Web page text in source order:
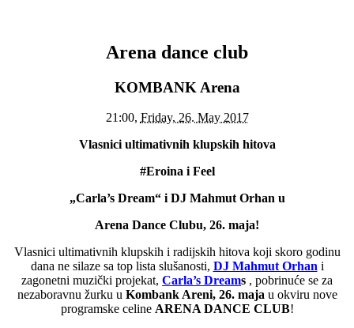
Arena dance club
KOMBANK Arena
21:00, Friday, 26. May 2017
Vlasnici ultimativnih klupskih hitova
#Eroina i Feel
„Carla’s Dream“ i DJ Mahmut Orhan u
Arena Dance Clubu, 26. maja!
Vlasnici ultimativnih klupskih i radijskih hitova koji skoro godinu
dana ne silaze sa top lista slušanosti, DJ Mahmut Orhan i
zagonetni muzički projekat, Carla’s Dreams , pobrinuće se za
nezaboravnu žurku u Kombank Areni, 26. maja u okviru nove
programske celine ARENA DANCE CLUB!